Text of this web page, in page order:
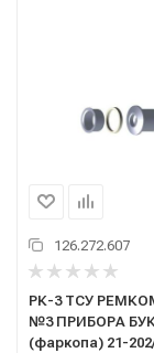
126.272.607
РК-3 ТСУ
№3 ПРИБОРА
(фаркопа) 21-